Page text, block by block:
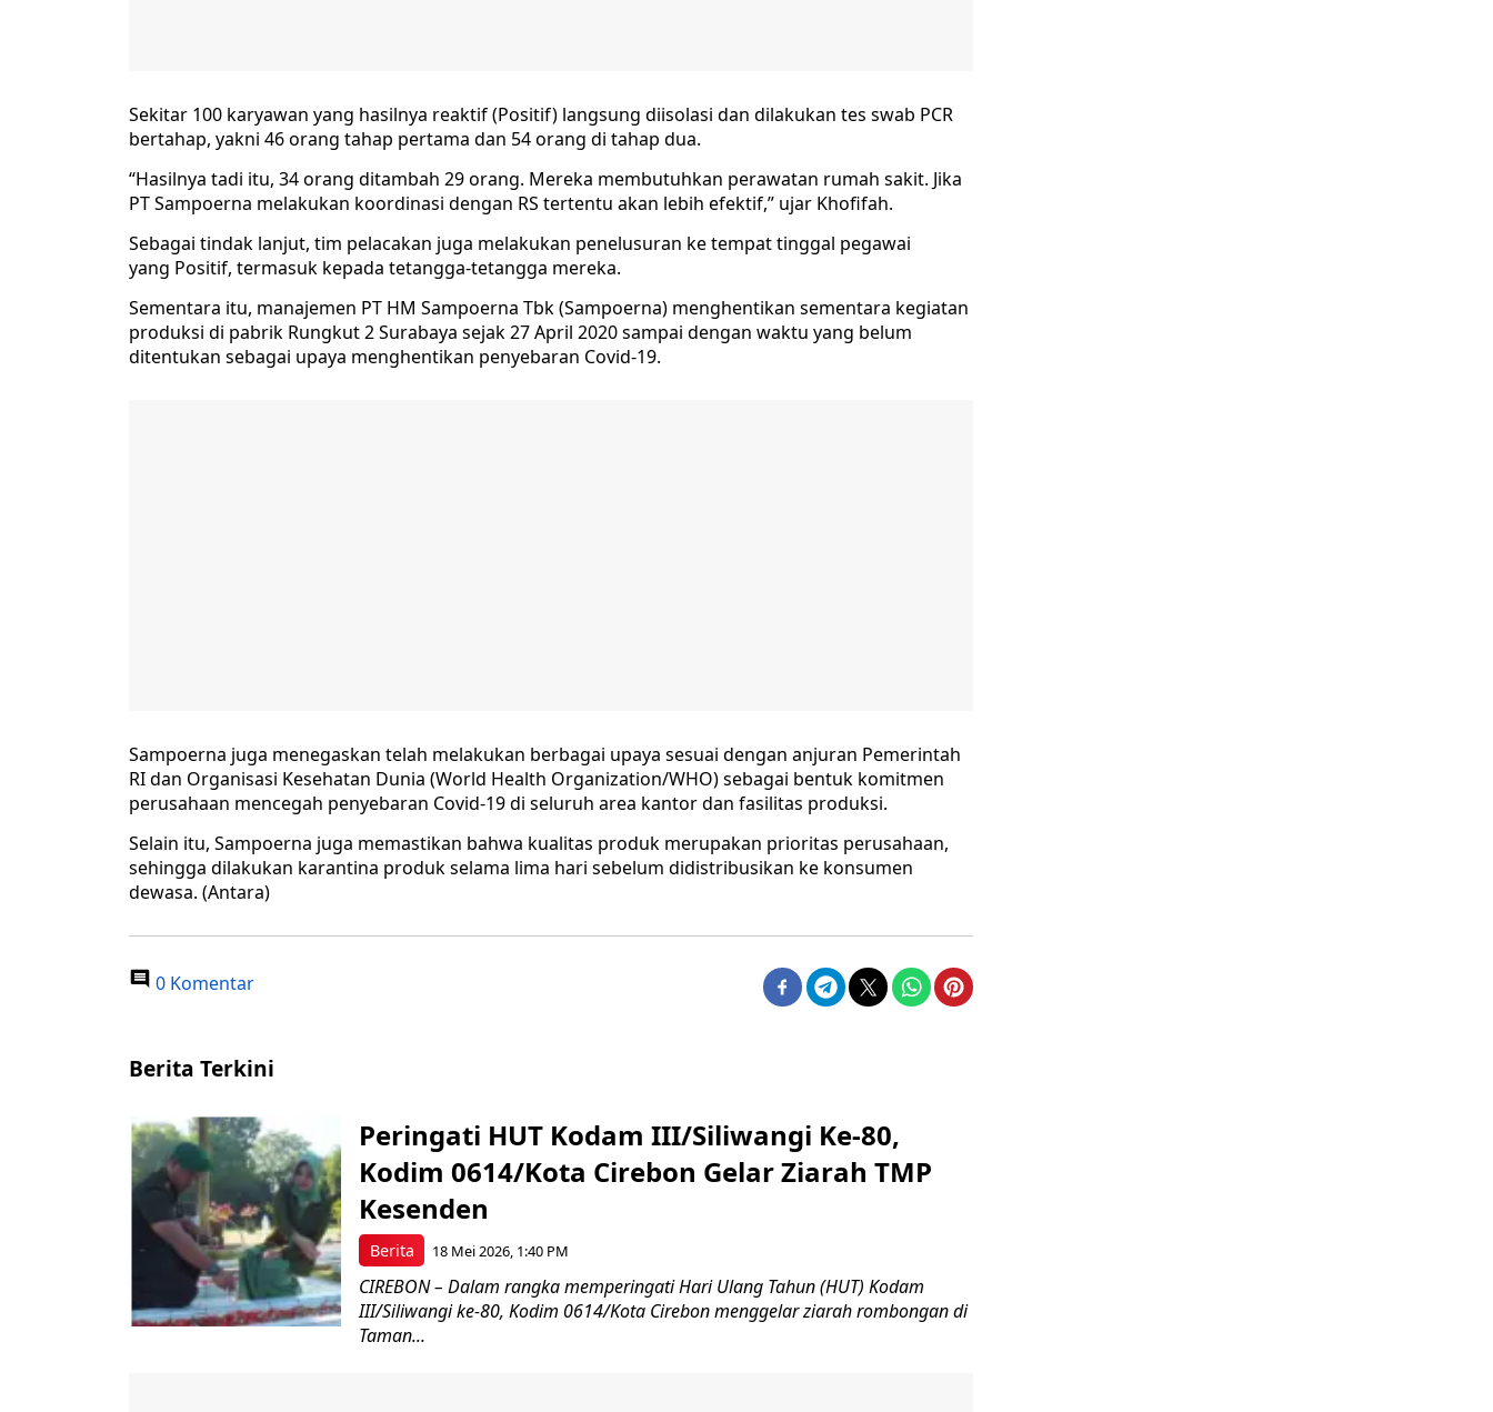
Sekitar 100 karyawan yang hasilnya reaktif (Positif) langsung diisolasi dan dilakukan tes swab PCR
bertahap, yakni 46 orang tahap pertama dan 54 orang di tahap dua.
“Hasilnya tadi itu, 34 orang ditambah 29 orang. Mereka membutuhkan perawatan rumah sakit. Jika
PT Sampoerna melakukan koordinasi dengan RS tertentu akan lebih efektif,” ujar Khofifah.
Sebagai tindak lanjut, tim pelacakan juga melakukan penelusuran ke tempat tinggal pegawai
yang Positif, termasuk kepada tetangga-tetangga mereka.
Sementara itu, manajemen PT HM Sampoerna Tbk (Sampoerna) menghentikan sementara kegiatan
produksi di pabrik Rungkut 2 Surabaya sejak 27 April 2020 sampai dengan waktu yang belum
ditentukan sebagai upaya menghentikan penyebaran Covid-19.
Sampoerna juga menegaskan telah melakukan berbagai upaya sesuai dengan anjuran Pemerintah
RI dan Organisasi Kesehatan Dunia (World Health Organization/WHO) sebagai bentuk komitmen
perusahaan mencegah penyebaran Covid-19 di seluruh area kantor dan fasilitas produksi.
Selain itu, Sampoerna juga memastikan bahwa kualitas produk merupakan prioritas perusahaan,
sehingga dilakukan karantina produk selama lima hari sebelum didistribusikan ke konsumen
dewasa. (Antara)
0 Komentar
Berita Terkini
Berita
Peringati HUT Kodam III/Siliwangi Ke-80,
Kodim 0614/Kota Cirebon Gelar Ziarah TMP
Kesenden
18 Mei 2026, 1:40 PM
CIREBON – Dalam rangka memperingati Hari Ulang Tahun (HUT) Kodam
III/Siliwangi ke-80, Kodim 0614/Kota Cirebon menggelar ziarah rombongan di
Taman...